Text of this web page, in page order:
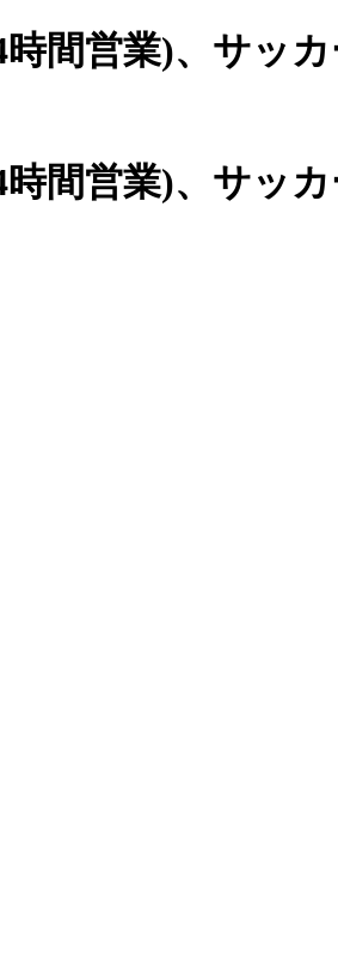
間営業)、 サッ
間営業)、サッ